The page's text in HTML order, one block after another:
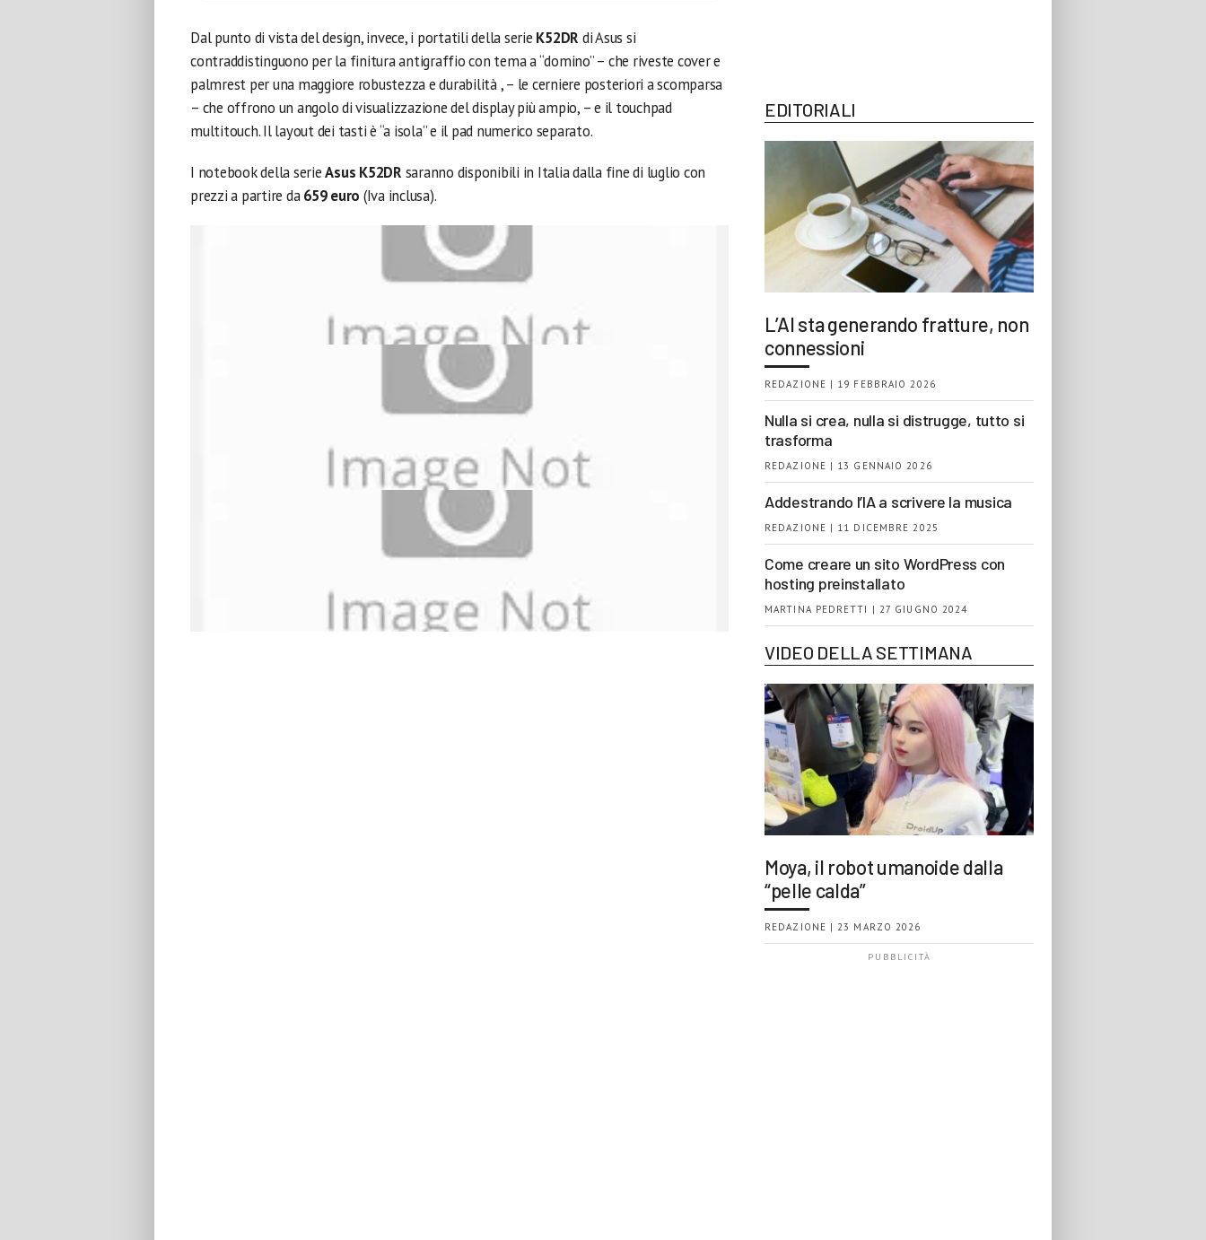
Dal punto di vista del design, invece, i portatili della serie K52DR di Asus si
contraddistinguono per la finitura antigraffio con tema a “domino” – che riveste cover e
palmrest per una maggiore robustezza e durabilità , – le cerniere posteriori a scomparsa
– che offrono un angolo di visualizzazione del display più ampio, – e il touchpad
multitouch. Il layout dei tasti è “a isola” e il pad numerico separato.
I notebook della serieAsus K52DR saranno disponibili in Italia dalla fine di luglio con
prezzi a partire da659 euro (Iva inclusa).
EDITORIALI
L’AI sta generando fratture, non
connessioni
REDAZIONE | 19 FEBBRAIO 2026
Nulla si crea, nulla si distrugge, tutto si
trasforma
REDAZIONE | 13 GENNAIO 2026
Addestrando l’IA a scrivere la musica
REDAZIONE | 11 DICEMBRE 2025
Come creare un sito WordPress con
hosting preinstallato
MARTINA PEDRETTI | 27 GIUGNO 2024
VIDEO DELLA SETTIMANA
Moya, il robot umanoide dalla
“pelle calda”
REDAZIONE | 23 MARZO 2026